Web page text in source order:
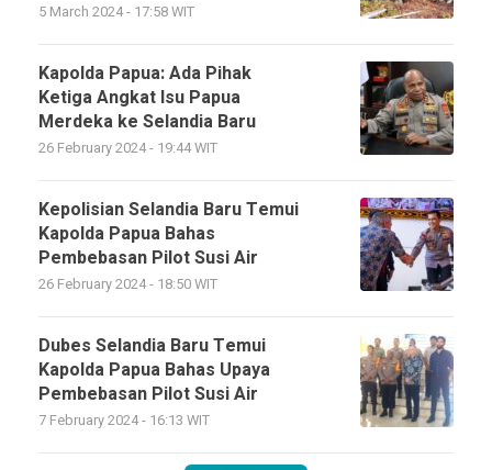
5 March 2024 - 17:58 WIT
Kapolda Papua: Ada Pihak
Ketiga Angkat Isu Papua
Merdeka ke Selandia Baru
26 February 2024 - 19:44 WIT
Kepolisian Selandia Baru Temui
Kapolda Papua Bahas
Pembebasan Pilot Susi Air
26 February 2024 - 18:50 WIT
Dubes Selandia Baru Temui
Kapolda Papua Bahas Upaya
Pembebasan Pilot Susi Air
7 February 2024 - 16:13 WIT